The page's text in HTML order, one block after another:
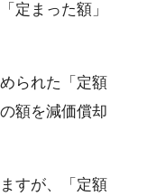
定まった額」
られた「定額
額を減価償却
すが、「定額